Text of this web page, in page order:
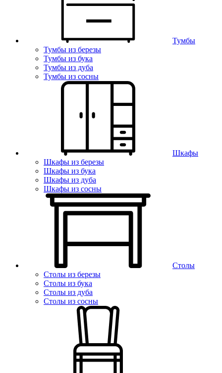
Тумбы
Тумбы из березы
Тумбы из бука
Тумбы из дуба
Тумбы из сосны
Шкафы
Шкафы из березы
Шкафы из бука
Шкафы из дуба
Шкафы из сосны
Столы
Столы из березы
Столы из бука
Столы из дуба
Столы из сосны